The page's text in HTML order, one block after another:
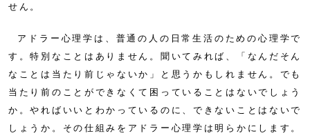
せん。
アドラー心理学は、普通の人の日常生活のための心理学で
す。特別なことはありません。聞いてみれば、「なんだそん
なことは当たり前じゃないか」と思うかもしれません。でも
当たり前のことができなくて困っていることはないでしょう
か。やればいいとわかっているのに、できないことはないで
しょうか。その仕組みをアドラー心理学は明らかにします。